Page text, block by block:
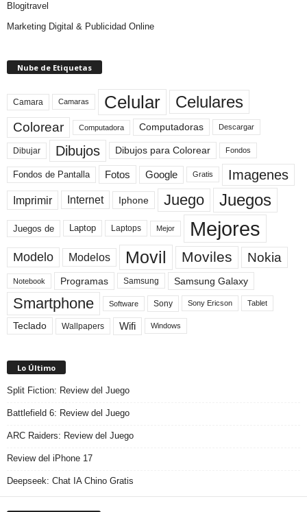
Blogitravel
Marketing Digital & Publicidad Online
Nube de Etiquetas
Camara Camaras Celular Celulares
Colorear Computadora Computadoras Descargar
Dibujar Dibujos Dibujos para Colorear Fondos
Fondos de Pantalla Fotos Google Gratis Imagenes
Imprimir Internet Iphone Juego Juegos
Juegos de Laptop Laptops Mejor Mejores
Modelo Modelos Movil Moviles Nokia
Notebook Programas Samsung Samsung Galaxy
Smartphone Software Sony Sony Ericson Tablet
Teclado Wallpapers Wifi Windows
Lo Último
Split Fiction: Review del Juego
Battlefield 6: Review del Juego
ARC Raiders: Review del Juego
Review del iPhone 17
Deepseek: Chat IA Chino Gratis